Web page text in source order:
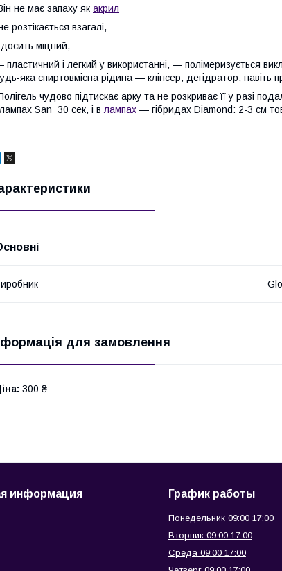
не має запаху як акрил
розтікається взагалі,
міцний,
пластичний і легкий у використанні, — полімеризується
яка спиртовмісна рідина — клінсер, дегідратор, навіть
чудово підтискає арку та не розкриває її у разі
San 30 сек, і в лампах — гібридах Diamond: 2-3 см
для замовлення
300 ₴
информация График работы
Понедельник 09:00 17:00
Вторник 09:00 17:00
Среда 09:00 17:00